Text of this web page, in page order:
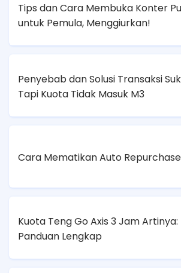
Tips dan Cara Membuka Konter
untuk Pemula, Menggiurkan!
Penyebab dan Solusi Transaksi
Tapi Kuota Tidak Masuk M3
Cara Mematikan Auto Repurchase
Kuota Teng Go Axis 3 Jam Artinya:
Panduan Lengkap